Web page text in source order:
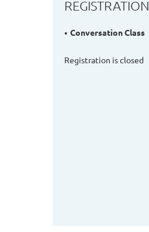
REGISTRATION
Conversation Class
Registration is closed